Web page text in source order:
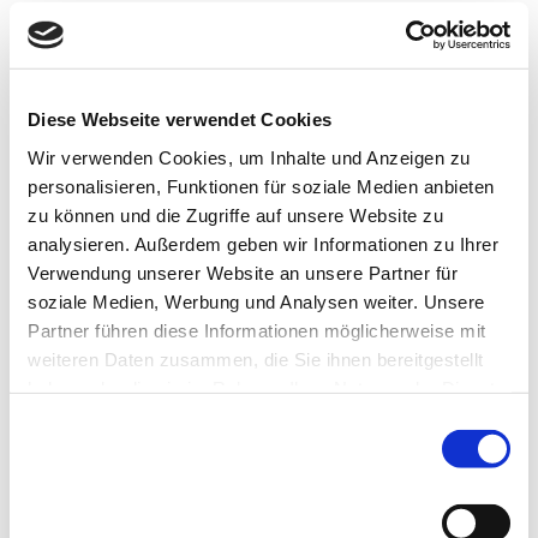
Diese Webseite verwendet Cookies
Wir verwenden Cookies, um Inhalte und Anzeigen zu
personalisieren, Funktionen für soziale Medien anbieten
zu können und die Zugriffe auf unsere Website zu
analysieren. Außerdem geben wir Informationen zu Ihrer
Verwendung unserer Website an unsere Partner für
soziale Medien, Werbung und Analysen weiter. Unsere
Partner führen diese Informationen möglicherweise mit
weiteren Daten zusammen, die Sie ihnen bereitgestellt
REAKTIONSZEITEN
Direkte Ansprechpartner, kurze Wege
TRANSPARENTE
KOMMUNIKATION
Bei uns erhalten Sie: klare Aussagen und
realistische Einschätzungen.
FLEXIBILITÄT FÜR JEDE
PROJEKTPHASE